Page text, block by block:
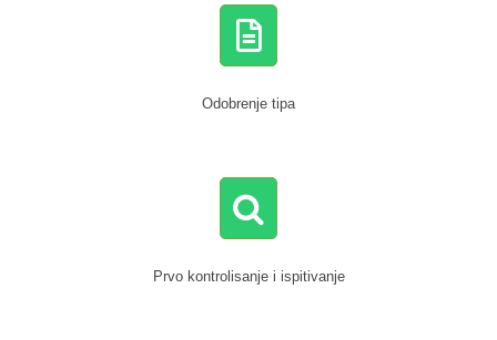
Odobrenje tipa
Prvo kontrolisanje i ispitivanje